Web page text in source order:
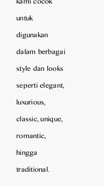
untuk
digunakan
dalam berbagai
style dan looks
seperti elegant,
luxurious,
classic, unique,
romantic,
hingga
traditional.